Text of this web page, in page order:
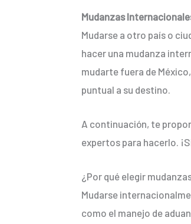
Mudanzas
Mudarse a otro país o
hacer una mudanza
mudarte fuera de
puntual a su destino.
A continuación, te
expertos para hacerlo.
¿Por qué elegir
Mudarse
como el manejo de